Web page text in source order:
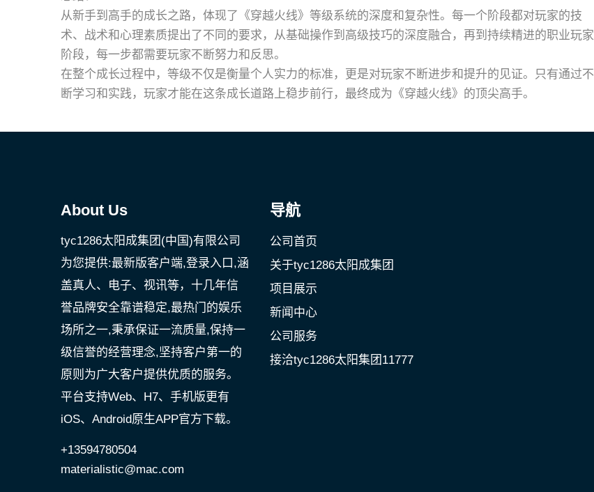
从新手到高手的成长之路，体现了《穿越火线》等级系统的深度和复杂性。每一个阶段都对玩家的技
术、战术和心理素质提出了不同的要求，从基础操作到高级技巧的深度融合，再到持续精进的职业玩家
阶段，每一步都需要玩家不断努力和反思。
在整个成长过程中，等级不仅是衡量个人实力的标准，更是对玩家不断进步和提升的见证。只有通过不
断学习和实践，玩家才能在这条成长道路上稳步前行，最终成为《穿越火线》的顶尖高手。
About Us
tyc1286太阳成集团(中国)有限公司
为您提供:最新版客户端,登录入口,涵
盖真人、电子、视讯等，十几年信
誉品牌安全靠谱稳定,最热门的娱乐
场所之一,秉承保证一流质量,保持一
级信誉的经营理念,坚持客户第一的
原则为广大客户提供优质的服务。
平台支持Web、H7、手机版更有
iOS、Android原生APP官方下载。
+13594780504
materialistic@mac.com
导航
公司首页
关于tyc1286太阳成集团
项目展示
新闻中心
公司服务
接洽tyc1286太阳集团11777